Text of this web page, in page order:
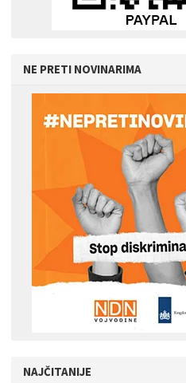
NE PRETI NOVINARIMA
NAJČITANIJE